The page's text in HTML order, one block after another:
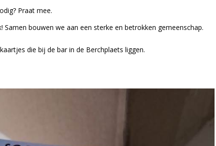
Praat mee.
Samen bouwen we aan een sterke en betrokken gemeenschap.
die bij de bar in de Berchplaets liggen.